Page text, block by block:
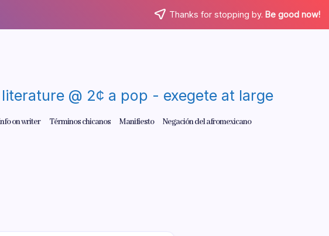
Thanks for stopping by. Be good now!
@ 2¢ a pop - exegete at large
on writer Términos chicanos Manifiesto Negación del afromexicano